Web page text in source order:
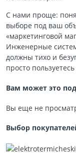
С нами проще:
выборе под ваш
«маркетинговой
Инженерные
должны тихо и
просто
Вам может это
Вы еще не
Выбор